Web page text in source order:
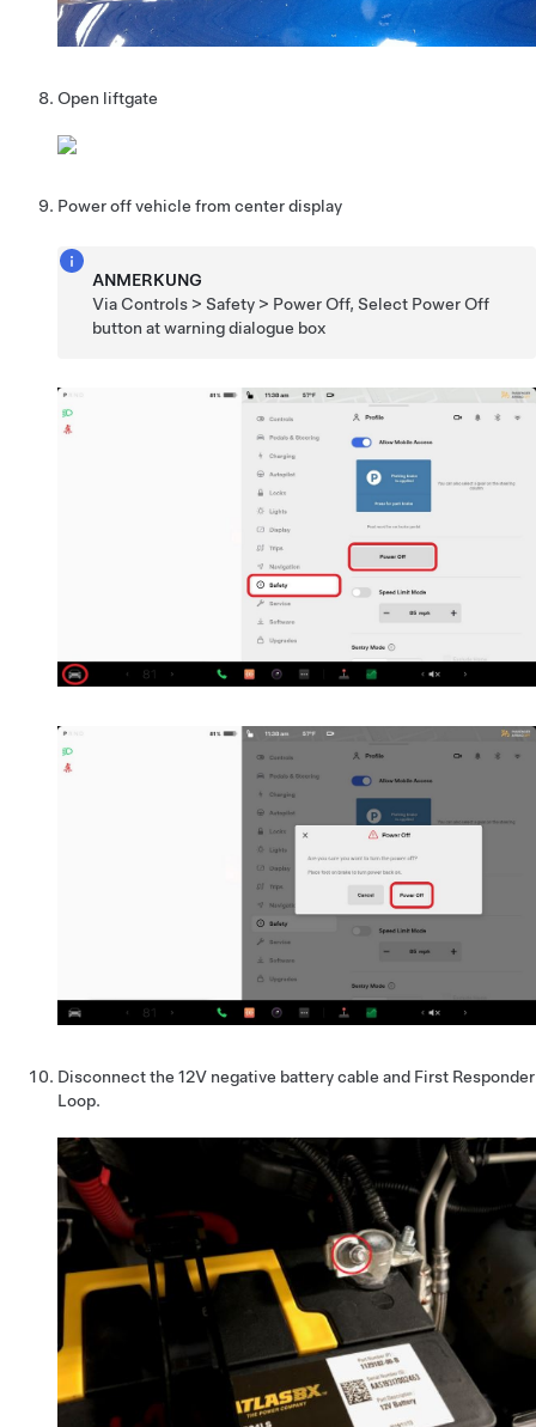
Open liftgate
Power off vehicle from center display
ANMERKUNG
Via Controls > Safety > Power Off, Select Power Off
button at warning dialogue box
Disconnect the 12V negative battery cable and First Responder
Loop.